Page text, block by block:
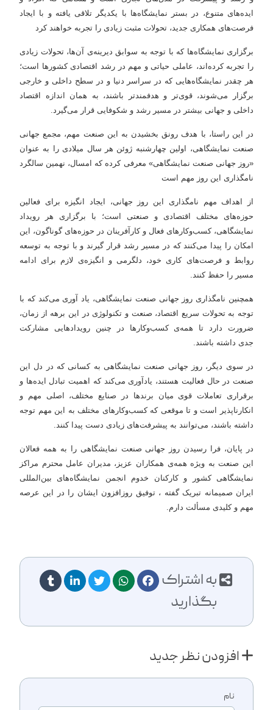
ایده‌های متنوع، در بستر نمایشگاه‌ها با یکدیگر تلاقی یافته و با ایجاد
فرصت‌های همکاری جدید، تحولات مثبت زیادی را تجربه خواهند کرد
برگزاری نمایشگاه‌ها که با توجه به سوابق دیرینه‌ی آن‌ها، تحولات زیادی
را تجربه کرده‌اند، عاملی حیاتی و مهم در رشد اقتصادی کشورها است؛
هر چقدر نمایشگاه‌هایی که در سراسر دنیا و در سطح داخلی و خارجی
برگزار می‌شوند، قوی‌تر و هدفمندتر باشند، به همان اندازه اقتصاد
داخلی و جهانی بیشتر در مسیر رشد و شکوفایی قرار می‌گیرد.
در این راستا، با هدف رونق بخشیدن به این صنعت مهم، مجمع جهانی
صنعت نمایشگاهی، اولین چهارشنبه ژوئن هر سال میلادی را به عنوان
«روز جهانی صنعت نمایشگاهی» معرفی کرده که امسال، نهمین سالگرد
نامگذاری این روز مهم است
از اهداف مهم نامگذاری این روز جهانی، ایجاد انگیزه برای فعالین
حوزه‌های مختلف اقتصادی و صنعتی است؛ با برگزاری هر رویداد
نمایشگاهی، کسب‌وکارهای فعال و کارآفرینان در حوزه‌های گوناگون، این
امکان را پیدا می‌کنند که در مسیر رشد قرار گیرند و با توجه به توسعه‌
روابط و فرصت‌های کاری خود، دلگرمی و انگیزه‌ی لازم برای ادامه‌
مسیر را حفظ کنند.
همچنین نامگذاری روز جهانی صنعت نمایشگاهی، یاد آوری می‌کند که با
توجه به تحولات سریع اقتصاد، صنعت و تکنولوژی در این برهه از زمان،
ضرورت دارد تا همه‌ی کسب‌وکارها در چنین رویدادهایی مشارکت
جدی داشته باشند.
در سوی دیگر، روز جهانی صنعت نمایشگاهی به کسانی که در دل این
صنعت در حال فعالیت هستند، یادآوری می‌کند که اهمیت تبادل ایده‌ها و
برقراری تعاملات قوی میان برندها در صنایع مختلف، اصلی مهم و
انکارناپذیر است و تا موقعی که کسب‌وکارهای مختلف به این مهم توجه
داشته باشند، می‌توانند به پیشرفت‌های زیادی دست پیدا کنند.
در پایان، فرا رسیدن روز جهانی صنعت نمایشگاهی را به همه‌‌ فعالان
این صنعت به ویژه همه‌ی همکاران عزیز، مدیران عامل محترم مراکز
نمایشگاهی کشور و کارکنان خدوم انجمن نمایشگاه‌های بین‌المللی
ایران صمیمانه تبریک گفته ، توفیق روزافزون ایشان را در این عرصه‌
مهم و کلیدی مسألت دارم.
به اشتراک
بگذارید
افزودن نظر جدید
نام